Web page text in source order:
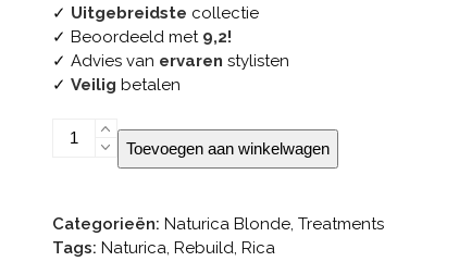
✓ Uitgebreidste collectie
✓ Beoordeeld met 9,2!
✓ Advies van ervaren stylisten
✓ Veilig betalen
Rica
Naturica
Fluid
aantal
Toevoegen aan winkelwagen
Categorieën: Naturica Blonde, Treatments
Tags: Naturica, Rebuild, Rica